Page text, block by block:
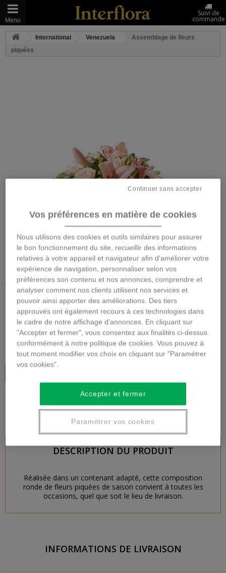
Menu
Suivi de
commande
International Venezuela
Assemblage de fleurs
piquées
Agrandir l'image
ASSEMBLAGE DE FLEURS
PIQUÉES
Description
77,00 €TTC
DESCRIPTION DU PRODUIT
Réalisée dans un contenant adapté, cette composition
ronde de fleurs piquées de saison convient à toutes les
occasions, quel que soit le lieu de livraison.
INFORMATIONS DE LIVRAISON
Vos préférences en matière de cookies
Nous utilisons des cookies et outils similaires pour assurer
le bon fonctionnement du site, recueillir des informations
relatives à votre appareil et navigateur afin d'améliorer votre
expérience de navigation, personnaliser selon vos
préférences son contenu et nos annonces, comprendre et
analyser comment nos clients utilisent nos services et
pouvoir ainsi apporter des améliorations. Des tiers
approuvés ont également recours à ces technologies dans
le cadre de notre affichage d'annonces. En cliquant sur
"Accepter et fermer", vous consentez aux finalités ci-dessus
conformément à notre politique de cookies. Vous pouvez à
tout moment modifier vos choix en cliquant sur "Paramétrer
vos cookies".
Continuer sans accepter
Accepter et fermer
Paramétrer vos cookies